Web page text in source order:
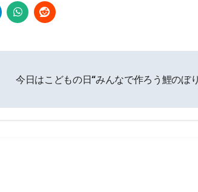
今日はこどもの日“みんなで作ろう鯉のぼ